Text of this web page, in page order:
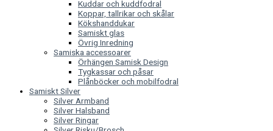
Kuddar och kuddfodral
Koppar, tallrikar och skålar
Kökshanddukar
Samiskt glas
Övrig Inredning
Samiska accessoarer
Örhängen Samisk Design
Tygkassar och påsar
Plånböcker och mobilfodral
Samiskt Silver
Silver Armband
Silver Halsband
Silver Ringar